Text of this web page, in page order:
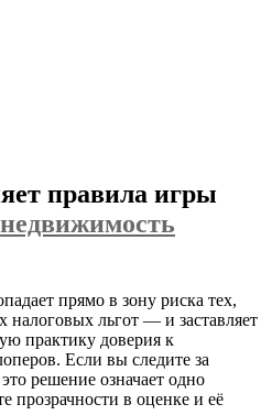
правила игры
недвижимость
прямо в зону риска тех,
налоговых льгот — и заставляет
практику доверия к
Если вы следите за
это решение означает одно
прозрачности в оценке и её